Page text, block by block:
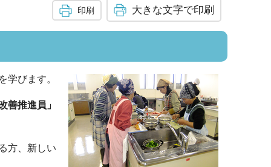
印刷 大きな文字で印刷
学びます。
善推進員」
方、新しい